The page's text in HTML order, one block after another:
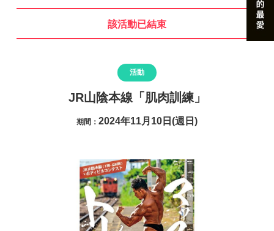
該活動已結束
活動
JR山陰本線「肌肉訓練」
期間： 2024年11月10日(週日)